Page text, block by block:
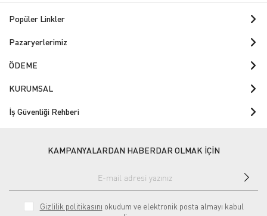
Popüler Linkler
Pazaryerlerimiz
ÖDEME
KURUMSAL
İş Güvenliği Rehberi
KAMPANYALARDAN HABERDAR OLMAK İÇİN
Gizlilik politikasını okudum ve elektronik posta almayı kabul